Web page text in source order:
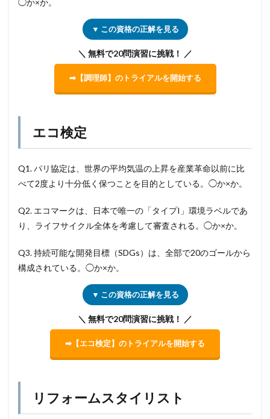
◯か×か。
▼ この資格の正解を見る
＼ 無料で20問演習に挑戦！ ／
➡【調理師】のトライアルを開始する
エコ検定
Q1. パリ協定は、世界の平均気温の上昇を産業革命以前に比
べて2度より十分低く保つことを目的としている。◯か×か。
Q2. エコマークは、日本で唯一の「タイプI」環境ラベルであ
り、ライフサイクル全体を考慮して審査される。◯か×か。
Q3. 持続可能な開発目標（SDGs）は、全部で20のゴールから
構成されている。◯か×か。
▼ この資格の正解を見る
＼ 無料で20問演習に挑戦！ ／
➡【エコ検定】のトライアルを開始する
リフォームスタイリスト